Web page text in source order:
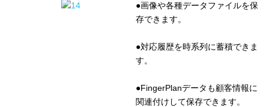
●画像や各種データファイルを保
存できます。
●対応履歴を時系列に蓄積できま
す。
●FingerPlanデータも顧客情報に
関連付けして保存できます。